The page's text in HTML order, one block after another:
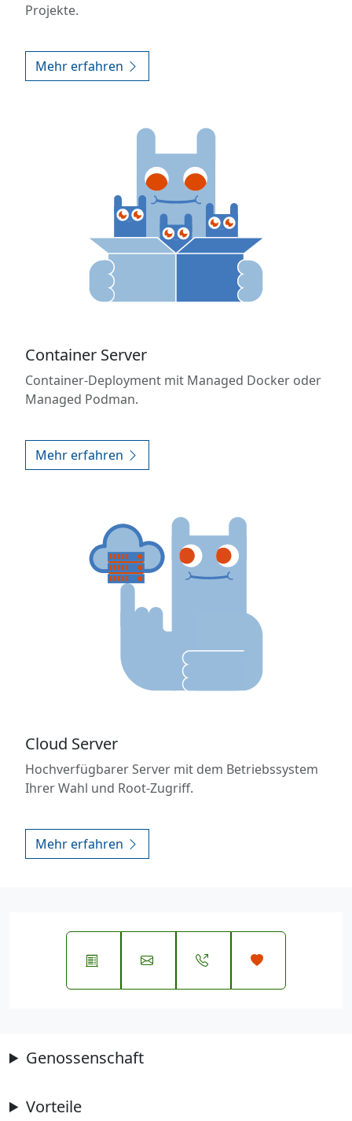
Projekte.
Mehr erfahren
Container Server
Container-Deployment mit Managed Docker oder
Managed Podman.
Mehr erfahren
Cloud Server
Hochverfügbarer Server mit dem Betriebssystem
Ihrer Wahl und Root-Zugriff.
Mehr erfahren
Genossenschaft
Vorteile